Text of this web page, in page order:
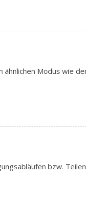
Modus wie
bzw.